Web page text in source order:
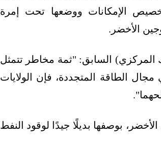
الإمكانات ووضعها تحت إمرة
الأخضر.
المركزي) السابق: "ثمة مخاطر تتمثل
مجال الطاقة المتجددة، فإن الولايات
بوصفها بديلًا جيدًا لوقود النفط